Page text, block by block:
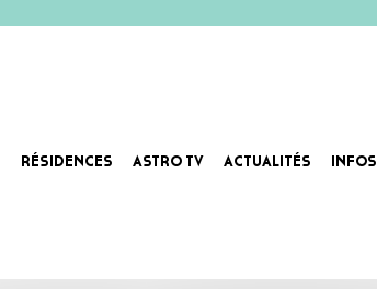
RÉSIDENCES ASTRO TV ACTUALITÉS